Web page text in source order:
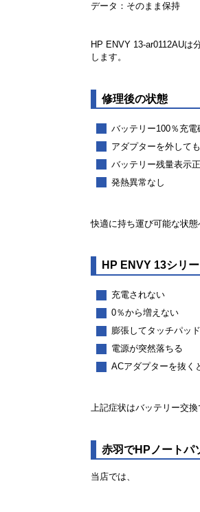
データ：そのまま保持
HP ENVY 13-ar0112AUは
します。
修理後の状態
バッテリー100％充電
アダプターを外して
バッテリー残量表示
発熱異常なし
快適に持ち運び可能な状態
HP ENVY 13シリ
充電されない
0％から増えない
膨張してタッチパッ
電源が突然落ちる
ACアダプターを抜く
上記症状はバッテリー交換
赤羽でHPノートパ
当店では、